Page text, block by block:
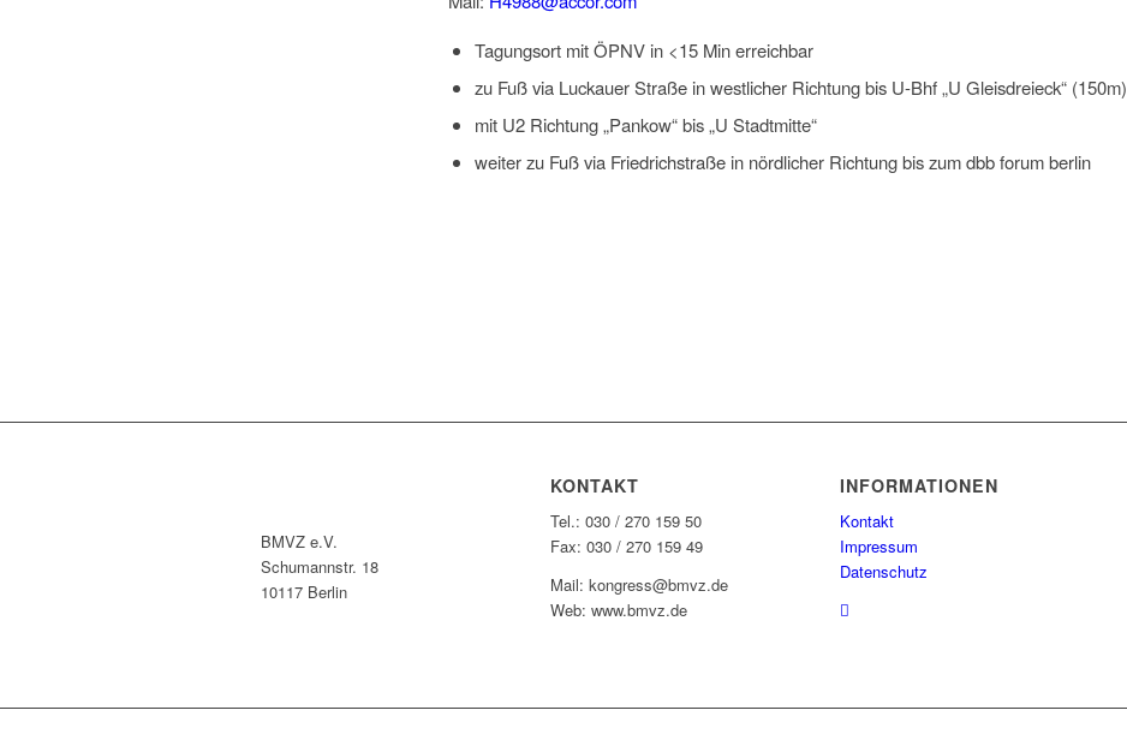
Tagungsort mit ÖPNV in <15 Min erreichbar
zu Fuß via Luckauer Straße in westlicher Richtung bis U-Bhf „U Gleisdreieck“ (150m)
mit U2 Richtung „Pankow“ bis „U Stadtmitte“
weiter zu Fuß via Friedrichstraße in nördlicher Richtung bis zum dbb forum berlin
BMVZ e.V.
Schumannstr. 18
10117 Berlin
KONTAKT
Tel.: 030 / 270 159 50
Fax: 030 / 270 159 49
Mail: kongress@bmvz.de
Web: www.bmvz.de
INFORMATIONEN
Kontakt
Impressum
Datenschutz